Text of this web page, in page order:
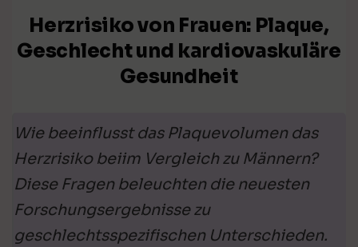
Herzrisiko von Frauen: Plaque,
Geschlecht und kardiovaskuläre
Gesundheit
Wie beeinflusst das Plaquevolumen das
Herzrisiko beiim Vergleich zu Männern?
Diese Fragen beleuchten die neuesten
Forschungsergebnisse zu
geschlechtsspezifischen Unterschieden.